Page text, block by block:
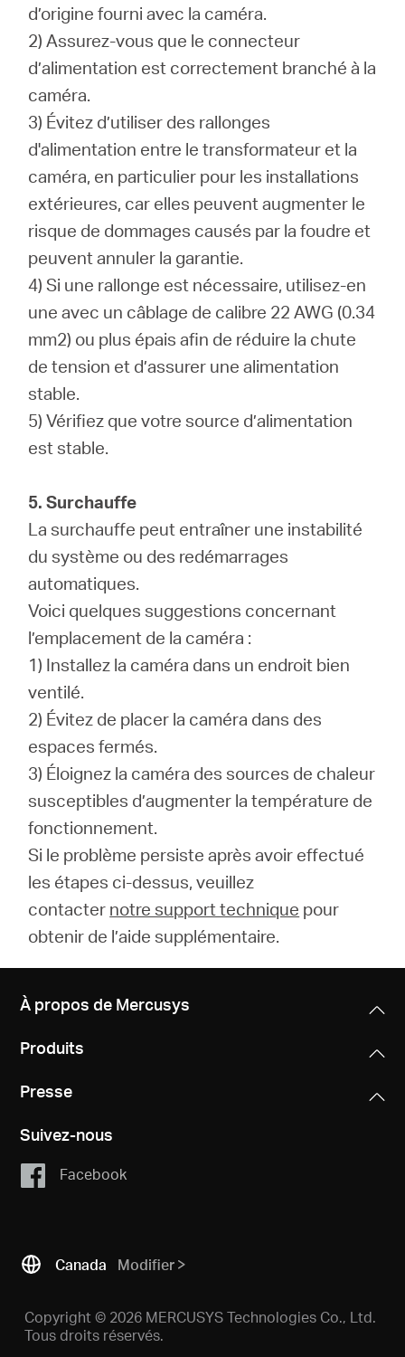
d’origine fourni avec la caméra.
2) Assurez-vous que le connecteur
d’alimentation est correctement branché à la
caméra.
3) Évitez d’utiliser des rallonges
d'alimentation entre le transformateur et la
caméra, en particulier pour les installations
extérieures, car elles peuvent augmenter le
risque de dommages causés par la foudre et
peuvent annuler la garantie.
4) Si une rallonge est nécessaire, utilisez-en
une avec un câblage de calibre 22 AWG (0.34
mm2) ou plus épais afin de réduire la chute
de tension et d’assurer une alimentation
stable.
5) Vérifiez que votre source d’alimentation
est stable.
5. Surchauffe
La surchauffe peut entraîner une instabilité
du système ou des redémarrages
automatiques.
Voici quelques suggestions concernant
l’emplacement de la caméra :
1) Installez la caméra dans un endroit bien
ventilé.
2) Évitez de placer la caméra dans des
espaces fermés.
3) Éloignez la caméra des sources de chaleur
susceptibles d’augmenter la température de
fonctionnement.
Si le problème persiste après avoir effectué
les étapes ci-dessus, veuillez
contacter notre support technique pour
obtenir de l’aide supplémentaire.
À propos de Mercusys
Produits
Presse
Suivez-nous
Facebook
Canada Modifier
Copyright © 2026 MERCUSYS Technologies Co., Ltd.
Tous droits réservés.